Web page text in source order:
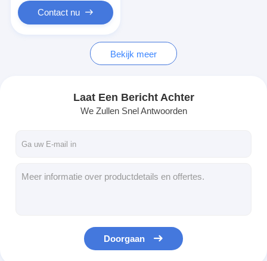
Beschermingsfolie en traceringspapierverpakkingen
Contact nu
Bekijk meer
Laat Een Bericht Achter
We Zullen Snel Antwoorden
Doorgaan